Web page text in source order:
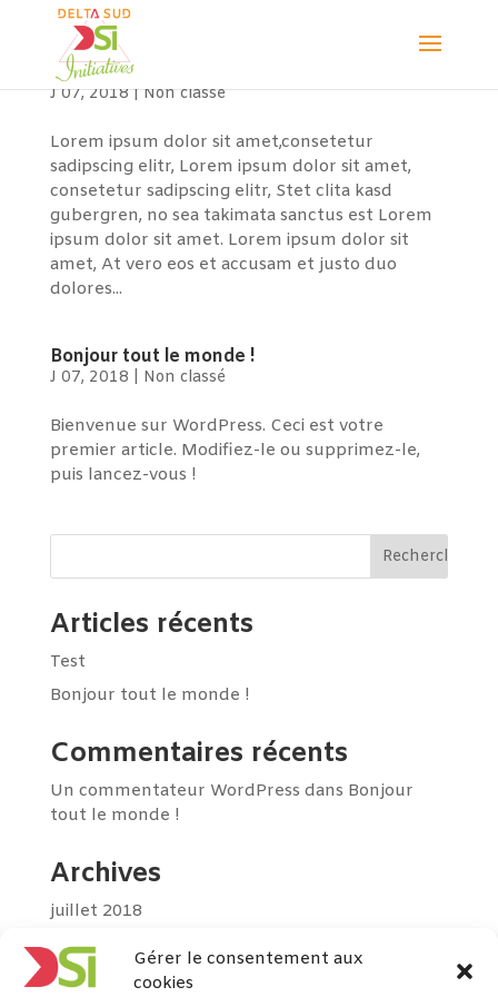
Gérer le consentement aux
cookies
Test
J 07, 2018|Non classé
Lorem ipsum dolor sit amet,consetetur
sadipscing elitr, Lorem ipsum dolor sit amet,
consetetur sadipscing elitr, Stet clita kasd
gubergren, no sea takimata sanctus est Lorem
ipsum dolor sit amet. Lorem ipsum dolor sit
amet, At vero eos et accusam et justo duo
dolores...
Bonjour tout le monde !
J 07, 2018 Non classé
Bienvenue sur WordPress. Ceci est votre
premier article. Modifiez-le ou supprimez-le,
puis lancez-vous !
Articles récents
Test
Bonjour tout le monde !
Commentaires récents
Un commentateur WordPress dans Bonjour
tout le monde !
Archives
juillet 2018
Catégories